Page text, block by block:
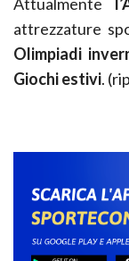
attrezzature
Olimpiadi
Giochi estivi.